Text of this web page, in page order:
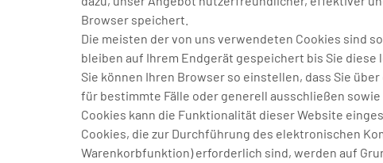
Browser speichert.
Die meisten der von uns verwendeten Cookies sind
bleiben auf Ihrem Endgerät gespeichert bis Sie
Sie können Ihren Browser so einstellen, dass Sie
für bestimmte Fälle oder generell ausschließen
Cookies kann die Funktionalität dieser Website
Cookies, die zur Durchführung des elektronischen
Warenkorbfunktion) erforderlich sind, werden auf